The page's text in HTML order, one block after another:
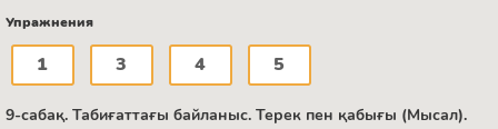
Упражнения
1 3 4 5
9-сабақ. Табиғаттағы байланыс. Терек пен қабығы (Мысал).